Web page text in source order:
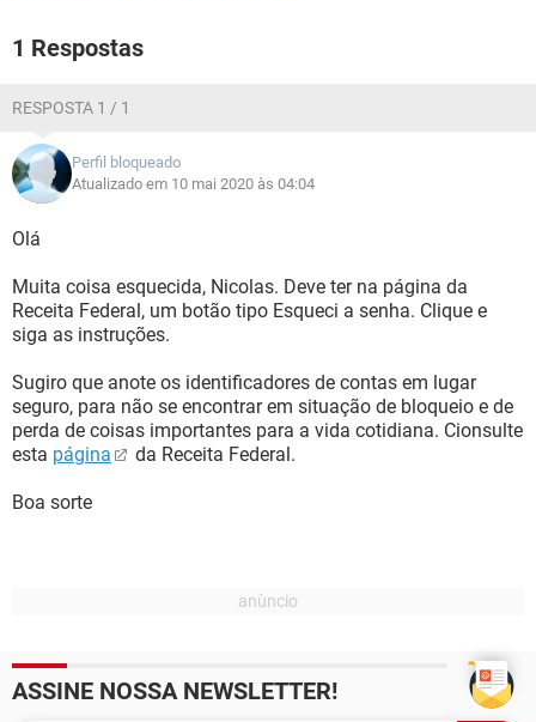
1 Respostas
RESPOSTA 1 / 1
Perfil bloqueado
Atualizado em 10 mai 2020 às 04:04
Olá
Muita coisa esquecida, Nicolas. Deve ter na página da
Receita Federal, um botão tipo Esqueci a senha. Clique e
siga as instruções.
Sugiro que anote os identificadores de contas em lugar
seguro, para não se encontrar em situação de bloqueio e de
perda de coisas importantes para a vida cotidiana. Cionsulte
esta página da Receita Federal.
Boa sorte
ASSINE NOSSA NEWSLETTER!